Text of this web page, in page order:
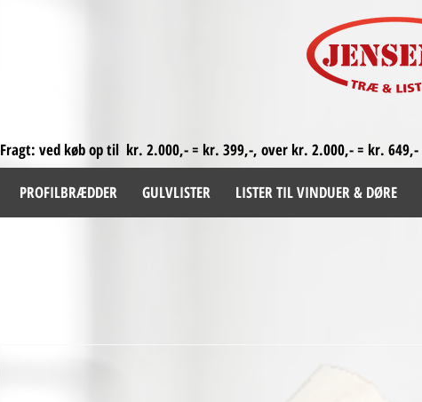
Fragt: ved køb op til kr. 2.000,- = kr. 399,-, over kr. 2.000,- = kr. 649,-
PROFILBRÆDDER GULVLISTER LISTER TIL VINDUER & DØRE